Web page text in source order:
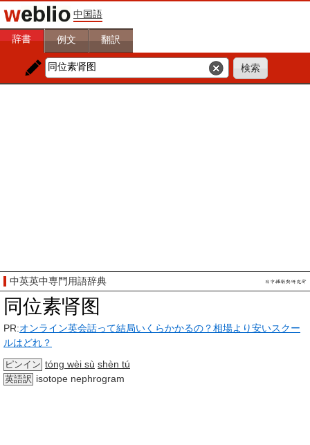
中国語
辞書 例文 翻訳
中英英中専門用語辞典
同位素肾图
PR:オンライン英会話って結局いくらかかるの？相場より安いスクー
ルはどれ？
ピンイン tóng wèi sù shèn tú
英語訳 isotope nephrogram